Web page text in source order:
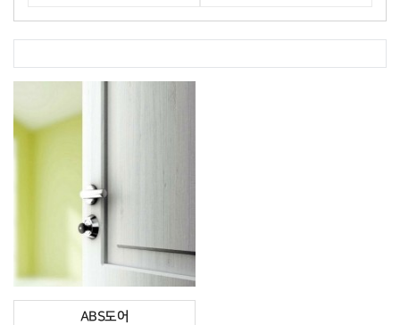
ABS도어